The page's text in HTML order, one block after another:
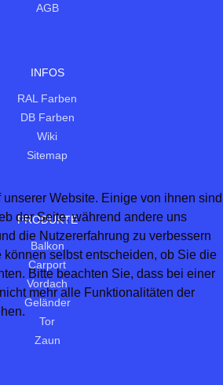
AGB
INFOS
RAL Farben
DB Farben
Wiki
Sitemap
PRODUKTE
Balkon
Carport
Vordach
Geländer
Tor
Zaun
Website. Einige von ihnen sind
der Seite, während andere uns
die Nutzererfahrung zu verbessern
können selbst entscheiden, ob Sie die
Bitte beachten Sie, dass bei einer
mehr alle Funktionalitäten der